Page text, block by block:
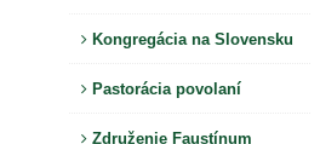
Kongregácia na Slovensku
Pastorácia povolaní
Združenie Faustínum